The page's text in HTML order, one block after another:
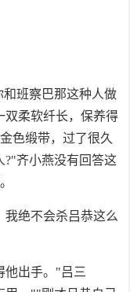
班察巴那这种人做
双柔软纤长，保养得
色缎带，过了很久
?"齐小燕没有回答这
绝不会杀吕恭这么
他出手。"吕三